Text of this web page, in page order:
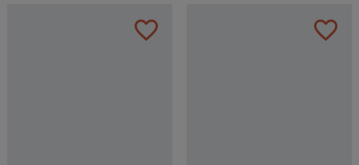
favorite_border favorite_border